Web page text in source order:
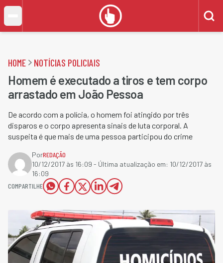
HOME NOTÍCIAS POLICIAIS
Homem é executado a tiros e tem corpo
arrastado em João Pessoa
De acordo com a polícia, o homem foi atingido por três
disparos e o corpo apresenta sinais de luta corporal. A
suspeita é que mais de uma pessoa participou do crime
PorREDAÇÃO
10/12/2017 às 16:09 - Última atualização em: 10/12/2017 às
16:09
COMPARTILHE